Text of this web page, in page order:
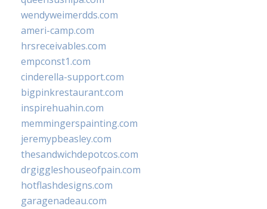
wendyweimerdds.com
ameri-camp.com
hrsreceivables.com
empconst1.com
cinderella-support.com
bigpinkrestaurant.com
inspirehuahin.com
memmingerspainting.com
jeremypbeasley.com
thesandwichdepotcos.com
drgiggleshouseofpain.com
hotflashdesigns.com
garagenadeau.com